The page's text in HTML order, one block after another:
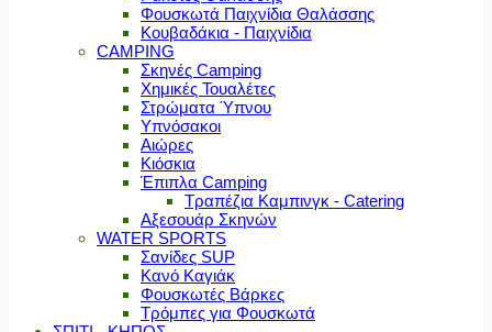
Φουσκωτά Παιχνίδια Θαλάσσης
Κουβαδάκια - Παιχνίδια
CAMPING
Σκηνές Camping
Χημικές Τουαλέτες
Στρώματα Ύπνου
Υπνόσακοι
Αιώρες
Κιόσκια
Έπιπλα Camping
Τραπέζια Καμπινγκ - Catering
Αξεσουάρ Σκηνών
WATER SPORTS
Σανίδες SUP
Κανό Καγιάκ
Φουσκωτές Βάρκες
Τρόμπες για Φουσκωτά